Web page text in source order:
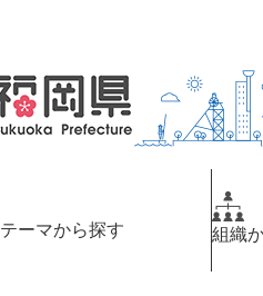
テーマから探す 組織